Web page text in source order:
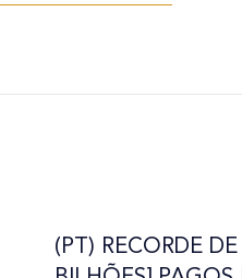
(PT) RECORDE